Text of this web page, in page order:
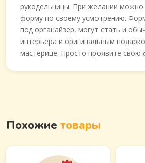
рукодельницы. При желании можно
форму по своему усмотрению.
под органайзер, могут стать и
интерьера и оригинальным
мастерице. Просто проявите свою
Похожие товары